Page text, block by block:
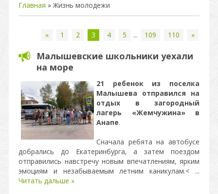
Главная »Жизнь молодежи
« 1 2 3 4 5 ... 109 110 »
Малышевские школьники уехали
на море
21 ребенок из поселка
Малышева отправился на
отдых в загородный
лагерь «Жемчужина» в
Анапе.
Сначала ребята на автобусе
добрались до Екатеринбурга, а затем поездом
отправились навстречу новым впечатлениям, ярким
эмоциям и незабываемым летним каникулам.< ...
Читать дальше »